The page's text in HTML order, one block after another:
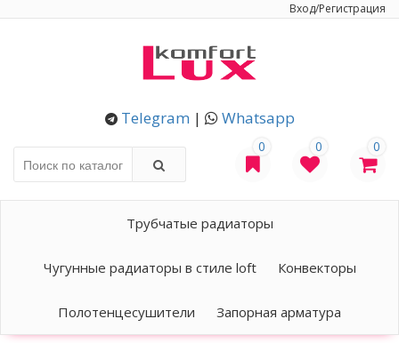
Вход/Регистрация
Telegram | Whatsapp
0 0 0
Трубчатые радиаторы
Чугунные радиаторы в стиле loft Конвекторы
Полотенцесушители Запорная арматура